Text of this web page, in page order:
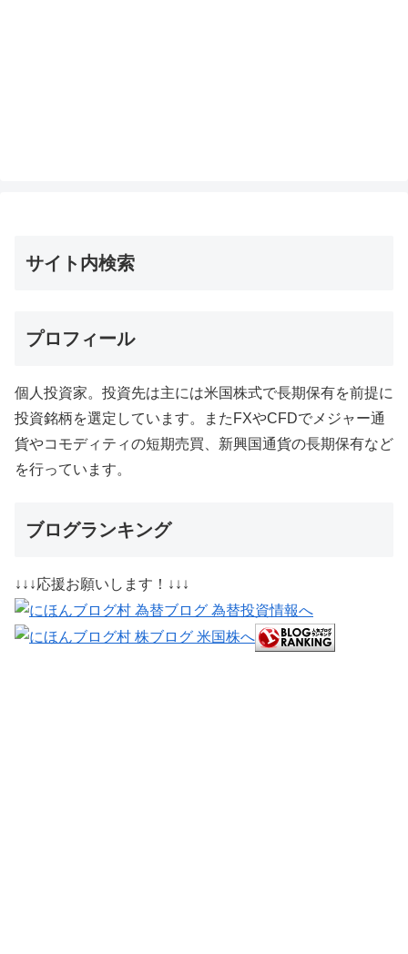
サイト内検索
プロフィール
個人投資家。投資先は主には米国株式で長期保有を前提に
投資銘柄を選定しています。またFXやCFDでメジャー通
貨やコモディティの短期売買、新興国通貨の長期保有など
を行っています。
ブログランキング
↓↓↓応援お願いします！↓↓↓